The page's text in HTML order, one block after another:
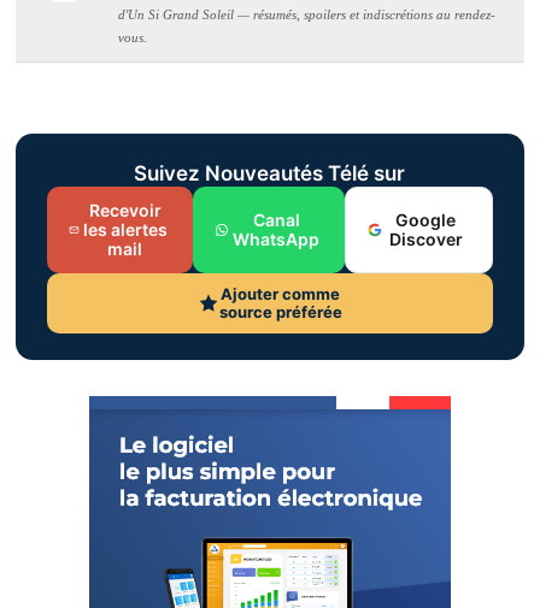
d'Un Si Grand Soleil — résumés, spoilers et indiscrétions au rendez-
vous.
Suivez Nouveautés Télé sur
Recevoir
les alertes
mail
Canal
WhatsApp
Google
Discover
Ajouter comme
source préférée